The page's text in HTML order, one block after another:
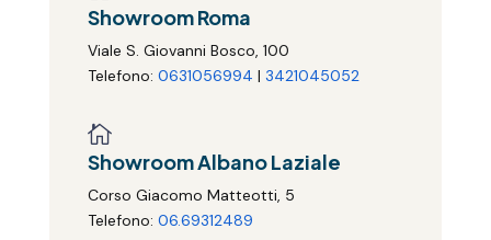
Showroom Roma
Viale S. Giovanni Bosco, 100
Telefono: 0631056994 | 3421045052

Showroom Albano Laziale
Corso Giacomo Matteotti, 5
Telefono: 06.69312489